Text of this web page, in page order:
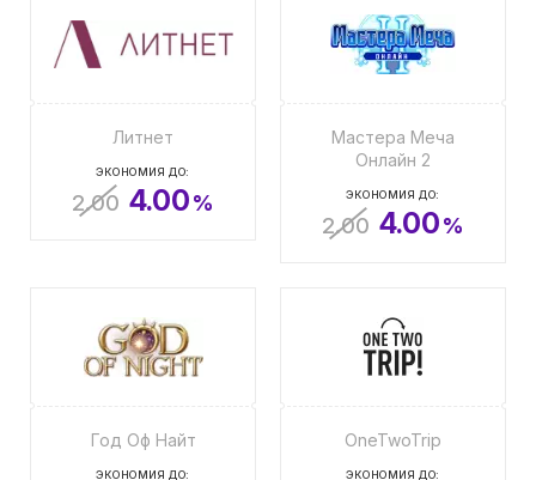
Литнет
ЭКОНОМИЯ ДО:
2.00 4.00%
Мастера Меча
Онлайн 2
ЭКОНОМИЯ ДО:
2.00 4.00%
Год Оф Найт
ЭКОНОМИЯ ДО:
OneTwoTrip
ЭКОНОМИЯ ДО: